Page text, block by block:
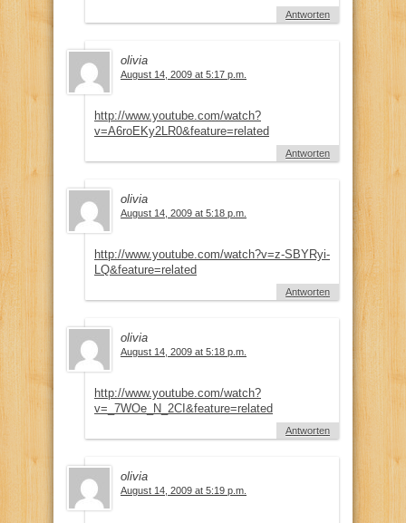
Antworten
olivia
August 14, 2009 at 5:17 p.m.
http://www.youtube.com/watch?
v=A6roEKy2LR0&feature=related
Antworten
olivia
August 14, 2009 at 5:18 p.m.
http://www.youtube.com/watch?v=z-SBYRyi-
LQ&feature=related
Antworten
olivia
August 14, 2009 at 5:18 p.m.
http://www.youtube.com/watch?
v=_7WOe_N_2CI&feature=related
Antworten
olivia
August 14, 2009 at 5:19 p.m.